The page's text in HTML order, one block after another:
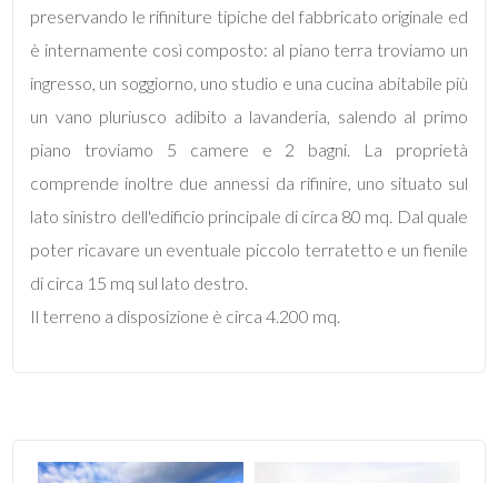
preservando le rifiniture tipiche del fabbricato originale ed
è internamente così composto: al piano terra troviamo un
ingresso, un soggiorno, uno studio e una cucina abitabile più
un vano pluriusco adibito a lavanderia, salendo al primo
piano troviamo 5 camere e 2 bagni. La proprietà
comprende inoltre due annessi da rifinire, uno situato sul
lato sinistro dell'edificio principale di circa 80 mq. Dal quale
poter ricavare un eventuale piccolo terratetto e un fienile
di circa 15 mq sul lato destro.
Il terreno a disposizione è circa 4.200 mq.
Qualsiasi
1